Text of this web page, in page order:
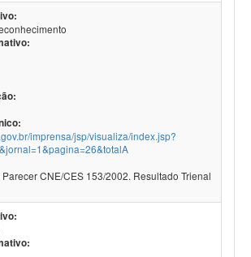
imprensa/jsp/visualiza/index.jsp?
CNE/CES 153/2002. Resultado Trienal